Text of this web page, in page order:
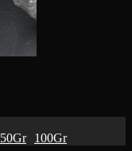
50Gr
100Gr